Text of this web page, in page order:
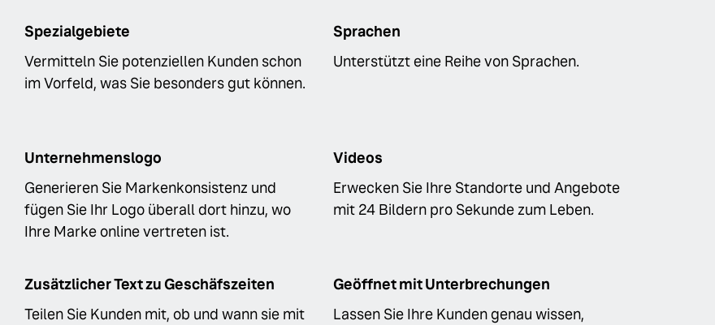
Spezialgebiete
Vermitteln Sie potenziellen Kunden schon
im Vorfeld, was Sie besonders gut können.
Sprachen
Unterstützt eine Reihe von Sprachen.
Unternehmenslogo
Generieren Sie Markenkonsistenz und
fügen Sie Ihr Logo überall dort hinzu, wo
Ihre Marke online vertreten ist.
Videos
Erwecken Sie Ihre Standorte und Angebote
mit 24 Bildern pro Sekunde zum Leben.
Zusätzlicher Text zu Geschäfszeiten
Teilen Sie Kunden mit, ob und wann sie mit
Geöffnet mit Unterbrechungen
Lassen Sie Ihre Kunden genau wissen,